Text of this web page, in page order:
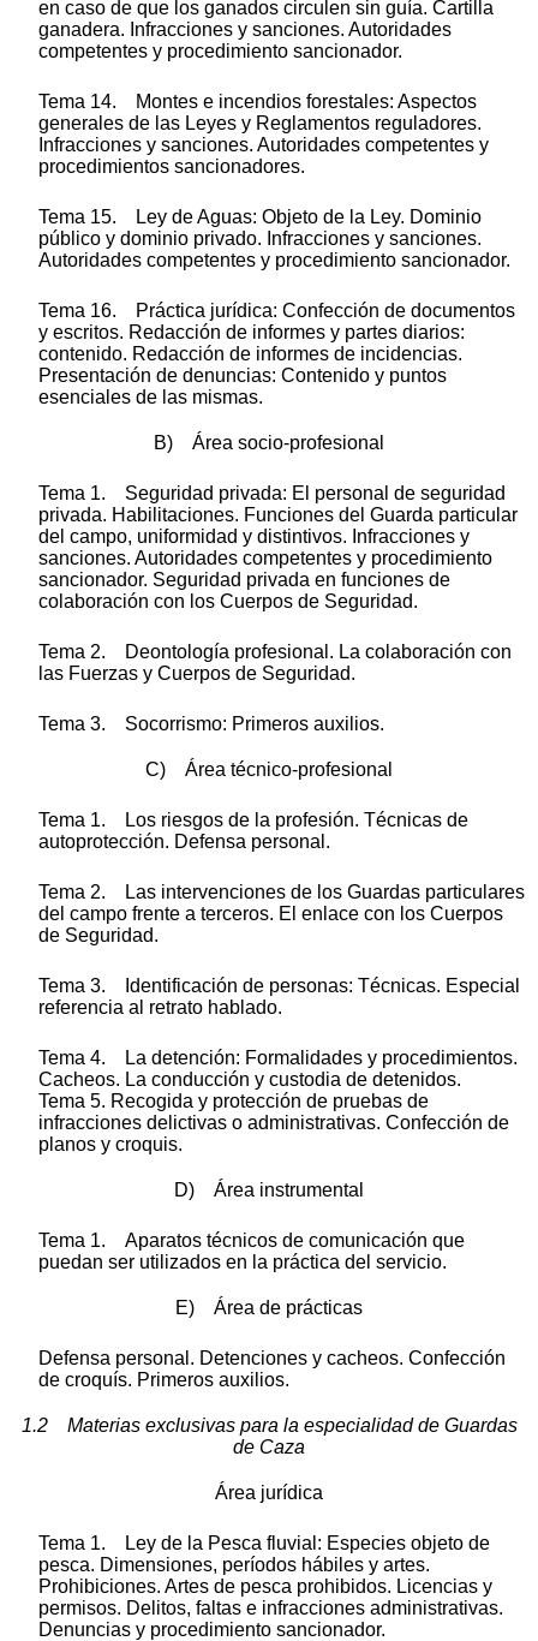
en caso de que los ganados circulen sin guía. Cartilla
ganadera. Infracciones y sanciones. Autoridades
competentes y procedimiento sancionador.
Tema 14. Montes e incendios forestales: Aspectos
generales de las Leyes y Reglamentos reguladores.
Infracciones y sanciones. Autoridades competentes y
procedimientos sancionadores.
Tema 15. Ley de Aguas: Objeto de la Ley. Dominio
público y dominio privado. Infracciones y sanciones.
Autoridades competentes y procedimiento sancionador.
Tema 16. Práctica jurídica: Confección de documentos
y escritos. Redacción de informes y partes diarios:
contenido. Redacción de informes de incidencias.
Presentación de denuncias: Contenido y puntos
esenciales de las mismas.
B) Área socio-profesional
Tema 1. Seguridad privada: El personal de seguridad
privada. Habilitaciones. Funciones del Guarda particular
del campo, uniformidad y distintivos. Infracciones y
sanciones. Autoridades competentes y procedimiento
sancionador. Seguridad privada en funciones de
colaboración con los Cuerpos de Seguridad.
Tema 2. Deontología profesional. La colaboración con
las Fuerzas y Cuerpos de Seguridad.
Tema 3. Socorrismo: Primeros auxilios.
C) Área técnico-profesional
Tema 1. Los riesgos de la profesión. Técnicas de
autoprotección. Defensa personal.
Tema 2. Las intervenciones de los Guardas particulares
del campo frente a terceros. El enlace con los Cuerpos
de Seguridad.
Tema 3. Identificación de personas: Técnicas. Especial
referencia al retrato hablado.
Tema 4. La detención: Formalidades y procedimientos.
Cacheos. La conducción y custodia de detenidos.
Tema 5. Recogida y protección de pruebas de
infracciones delictivas o administrativas. Confección de
planos y croquis.
D) Área instrumental
Tema 1. Aparatos técnicos de comunicación que
puedan ser utilizados en la práctica del servicio.
E) Área de prácticas
Defensa personal. Detenciones y cacheos. Confección
de croquís. Primeros auxilios.
1.2 Materias exclusivas para la especialidad de Guardas
de Caza
Área jurídica
Tema 1. Ley de la Pesca fluvial: Especies objeto de
pesca. Dimensiones, períodos hábiles y artes.
Prohibiciones. Artes de pesca prohibidos. Licencias y
permisos. Delitos, faltas e infracciones administrativas.
Denuncias y procedimiento sancionador.